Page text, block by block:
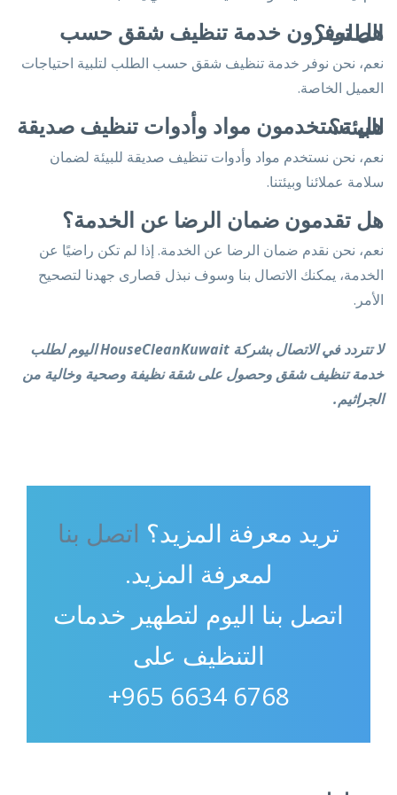
هل توفرون خدمة تنظيف شقق حسب الطلب؟
نعم، نحن نوفر خدمة تنظيف شقق حسب الطلب لتلبية احتياجات
العميل الخاصة.
هل تستخدمون مواد وأدوات تنظيف صديقة للبيئة؟
نعم، نحن نستخدم مواد وأدوات تنظيف صديقة للبيئة لضمان
سلامة عملائنا وبيئتنا.
هل تقدمون ضمان الرضا عن الخدمة؟
نعم، نحن نقدم ضمان الرضا عن الخدمة. إذا لم تكن راضيًا عن
الخدمة، يمكنك الاتصال بنا وسوف نبذل قصارى جهدنا لتصحيح
الأمر.
لا تتردد في الاتصال بشركة HouseCleanKuwait اليوم لطلب
خدمة تنظيف شقق وحصول على شقة نظيفة وصحية وخالية من
الجراثيم.
تريد معرفة المزيد؟ اتصل بنا
لمعرفة المزيد.
اتصل بنا اليوم لتطهير خدمات
التنظيف على
6768 6634 965+